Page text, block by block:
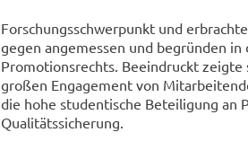
For­schungs­schwer­punkt und
ge­gen an­ge­mes­sen und be­grün­den
Pro­mo­ti­ons­rechts. Be­ein­druckt
gro­ßen En­ga­ge­ment von
die hohe stu­den­ti­sche Be­tei­li­gung an
Qua­li­täts­si­che­rung.